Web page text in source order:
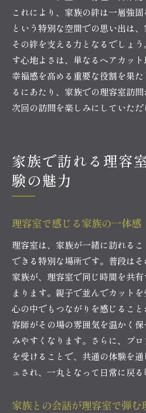
これにより、家族の絆は一層強
という特別な空間での思い出は
その絆を支える力となるでしょ
す心地よさは、単なるヘアカッ
幸福感を高める重要な役割を果
るにあたり、家族での理容室訪問
次回の訪問を楽しみにしていただ
家族で訪れる理容
験の魅力
理容室で感じる家族の一体感
理容室は、家族が一緒に訪れる
できる特別な場所です。普段は
家族が、理容室で同じ時間を共
まります。親子で並んでカット
心の中でもつながりを感じるこ
容師がその場の雰囲気を温かく
みやすくなります。さらに、プ
を受けることで、共通の体験を
ュされ、一丸となって日常に戻る
家族との会話が理容室で弾む